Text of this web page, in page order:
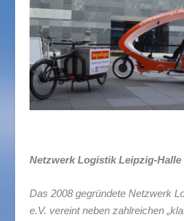
Netzwerk Logistik Leipzig-Halle
Das 2008 gegründete Netzwerk
e.V. vereint neben zahlreichen